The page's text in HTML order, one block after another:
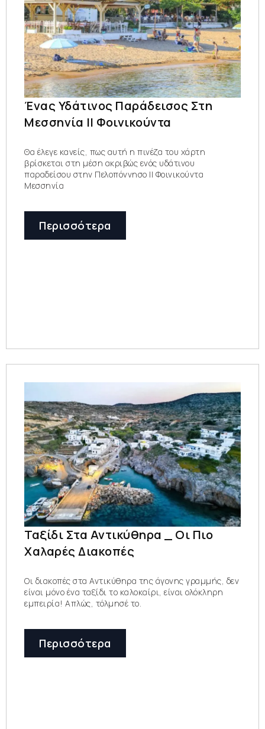
Ένας Υδάτινος Παράδεισος Στη
Μεσσηνία || Φοινικούντα
Θα έλεγε κανείς, πως αυτή η πινέζα του χάρτη
βρίσκεται στη μέση ακριβώς ενός υδάτινου
παραδείσου στην Πελοπόννησο || Φοινικούντα
Μεσσηνία
Περισσότερα
Ταξίδι Στα Αντικύθηρα _ Οι Πιο
Χαλαρές Διακοπές
Οι διακοπές στα Αντικύθηρα της άγονης γραμμής, δεν
είναι μόνο ένα ταξίδι το καλοκαίρι, είναι ολόκληρη
εμπειρία! Απλώς, τόλμησέ το.
Περισσότερα